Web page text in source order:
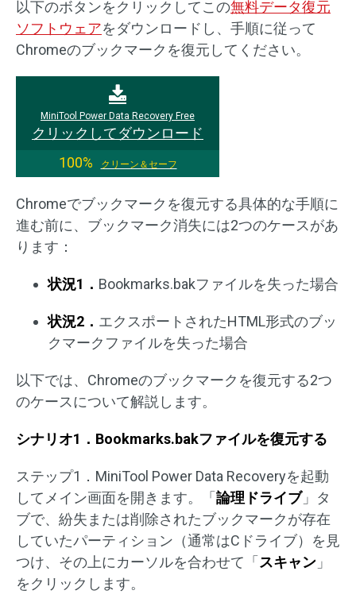
以下のボタンをクリックしてこの無料データ復元
ソフトウェアをダウンロードし、手順に従って
Chromeのブックマークを復元してください。
MiniTool Power Data Recovery Free
クリックしてダウンロード
100%
クリーン＆セーフ
Chromeでブックマークを復元する具体的な手順に
進む前に、ブックマーク消失には2つのケースがあ
ります：
状況1． Bookmarks.bakファイルを失った場合
状況2． エクスポートされたHTML形式のブッ
クマークファイルを失った場合
以下では、Chromeのブックマークを復元する2つ
のケースについて解説します。
シナリオ1．Bookmarks.bakファイルを復元する
ステップ1．MiniTool Power Data Recoveryを起動
してメイン画面を開きます。「 論理ドライブ」タ
ブで、紛失または削除されたブックマークが存在
していたパーティション（通常はCドライブ）を見
つけ、その上にカーソルを合わせて「 スキャン 」
をクリックします。